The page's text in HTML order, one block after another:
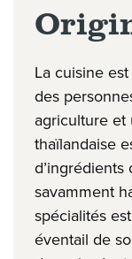
La cuisine
des
agriculture et
thaïlandaise
savamment
spécialités
éventail de